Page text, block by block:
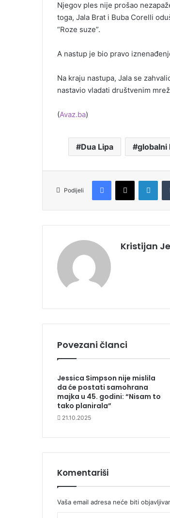
Njegov ples nije prošao
toga, Jala Brat i Buba Corelli
“Roze suze”.
A nastup je bio pravo
Na kraju nastupa, Jala se
nastavio vladati društvenim
(Avaz.ba)
Dua Lipa globalni
Podijeli
Kristijan
Povezani članci
Jessica Simpson nije mislila
da će postati samohrana
majka u 45. godini: “Nisam to
tako planirala”
21.10.2025
Komentariši
Vaša email adresa neće biti